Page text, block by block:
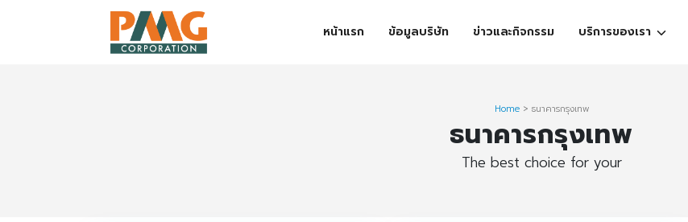
หน้าแรก ข้อมูลบริษัท ข่าวและกิจกรรม บริการของเรา
Home> ธนาคารกรุงเทพ
ธนาคารกรุงเทพ
The best choice for your